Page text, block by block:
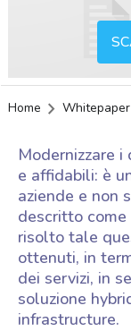
Home Whitepaper
Modernizzare
e affidabili: è
aziende e non
descritto come
risolto tale
ottenuti, in
dei servizi, in
soluzione
infrastructure.